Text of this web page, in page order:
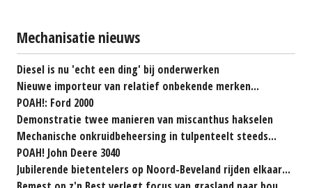
Mechanisatie nieuws
Diesel is nu 'echt een ding' bij onderwerken
Nieuwe importeur van relatief onbekende merken...
POAH!: Ford 2000
Demonstratie twee manieren van miscanthus hakselen
Mechanische onkruidbeheersing in tulpenteelt steeds...
POAH! John Deere 3040
Jubilerende bietentelers op Noord-Beveland rijden elkaar...